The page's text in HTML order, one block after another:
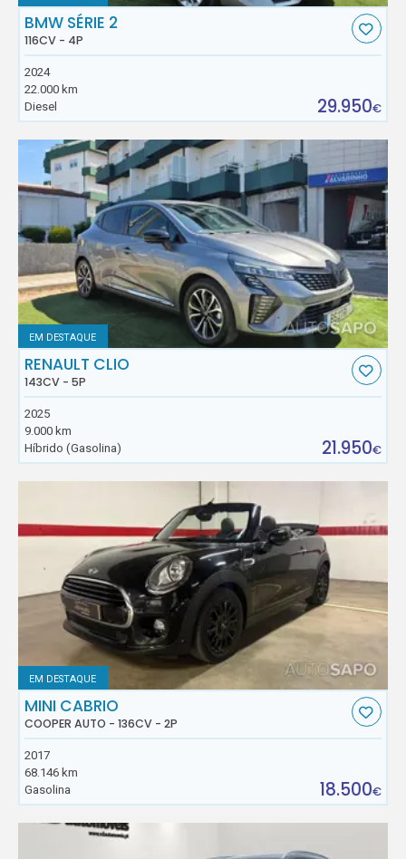
BMW SÉRIE 2
116CV - 4P
2024
22.000 km
Diesel
29.950€
EM DESTAQUE
RENAULT CLIO
143CV - 5P
2025
9.000 km
Híbrido (Gasolina)
21.950€
EM DESTAQUE
MINI CABRIO
COOPER AUTO - 136CV - 2P
2017
68.146 km
Gasolina
18.500€